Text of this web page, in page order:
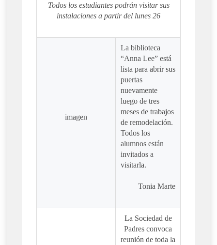
Todos los estudiantes podrán visitar sus
instalaciones a partir del lunes 26
imagen
La biblioteca
“Anna Lee” está
lista para abrir sus
puertas
nuevamente
luego de tres
meses de trabajos
de remodelación.
Todos los
alumnos están
invitados a
visitarla.
Tonia Marte
La Sociedad de
Padres convoca
reunión de toda la